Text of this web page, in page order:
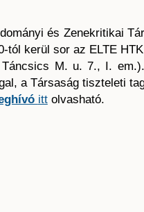
és Zenekritikai
tól kerül sor az ELTE
Táncsics M. u. 7., I.
a Társaság tiszteleti
ittolvasható.